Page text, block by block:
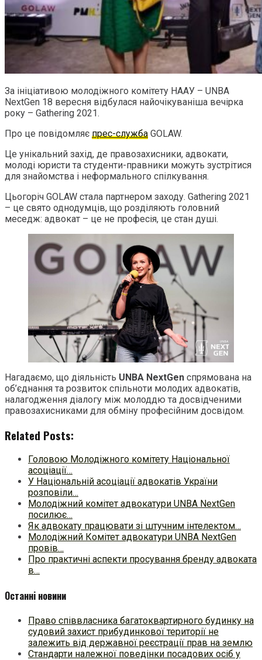
За ініціативою молодіжного комітету НААУ – UNBA
NextGen 18 вересня відбулася найочікуваніша вечірка
року – Gathering 2021.
Про це повідомляє прес-служба GOLAW.
Це унікальний захід, де правозахисники, адвокати,
молоді юристи та студенти-правники можуть зустрітися
для знайомства і неформального спілкування.
Цьогоріч GOLAW стала партнером заходу. Gathering 2021
– це свято однодумців, що розділяють головний
меседж: адвокат – це не професія, це стан душі.
Нагадаємо, що діяльність UNBA NextGen спрямована на
об’єднання та розвиток спільноти молодих адвокатів,
налагодження діалогу між молоддю та досвідченими
правозахисниками для обміну професійним досвідом.
Related Posts:
Головою Молодіжного комітету Національної
асоціації…
У Національній асоціації адвокатів України
розповіли…
Молодіжний комітет адвокатури UNBA NextGen
посилює…
Як адвокату працювати зі штучним інтелектом…
Молодіжний Комітет адвокатури UNBA NextGen
провів…
Про практичні аспекти просування бренду адвоката
в…
Останні новини
Право співвласника багатоквартирного будинку на
судовий захист прибудинкової території не
залежить від державної реєстрації прав на землю
Стандарти належної поведінки посадових осіб у